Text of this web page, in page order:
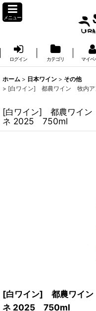
メニュー
ログイン カテゴリ マイペ
ホーム > 日本ワイン > その他
> [白ワイン] 都農ワイン 牧内ア
[白ワイン] 都農ワイン
ネ 2025 750ml
[白ワイン] 都農ワイン
ネ 2025 750ml